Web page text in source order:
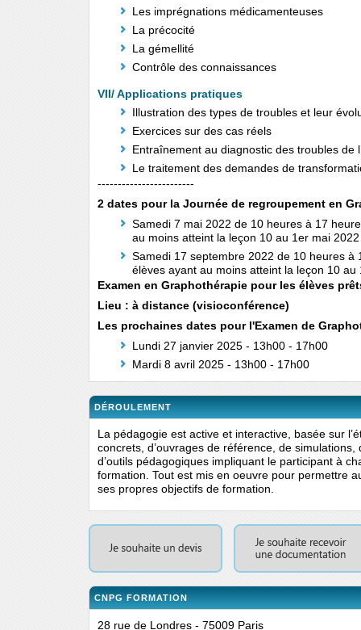
Les imprégnations médicamenteuses
La précocité
La gémellité
Contrôle des connaissances
VII/ Applications pratiques
Illustration des types de troubles et leur
Exercices sur des cas réels
Entraînement au diagnostic des troubles de
Le traitement des demandes de
------------------------
2 dates pour la Journée de regroupement en
Samedi 7 mai 2022 de 10 heures à 17
au moins atteint la leçon 10 au 1er mai 2022
Samedi 17 septembre 2022 de 10 heures à
élèves ayant au moins atteint la leçon 10
Examen en Graphothérapie pour les élèves
Lieu : à distance (visioconférence)
Les prochaines dates pour l'Examen de
Lundi 27 janvier 2025 - 13h00 - 17h00
Mardi 8 avril 2025 - 13h00 - 17h00
DÉROULEMENT
La pédagogie est active et interactive, basée sur
concrets, d’ouvrages de référence, de simulations,
d’outils pédagogiques impliquant le participant à
formation. Tout est mis en oeuvre pour permettre
ses propres objectifs de formation.
CNPG FORMATION
28 rue de Londres - 75009 Paris